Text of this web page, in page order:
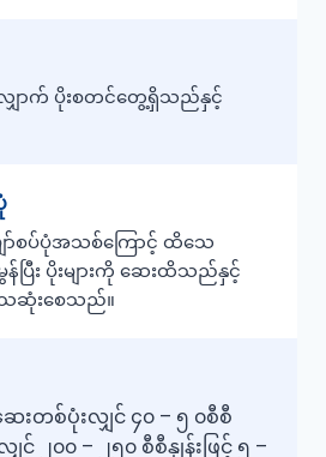
ာက် ပိုးစတင်တွေ့ရှိသည်နှင့်
ာ်စပ်ပုံအသစ်ကြောင့် ထိသေ
ပြီး ပိုးများကို ဆေးထိသည်နှင့်
ေဆုံးစေသည်။
းတစ်ပုံးလျှင် ၄၀ – ၅ ၀စီစီ
၂၀၀ – ၂၅၀ စီစီနှုန်းဖြင့် ၅ –